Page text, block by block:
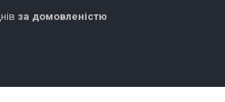
за домовленістю